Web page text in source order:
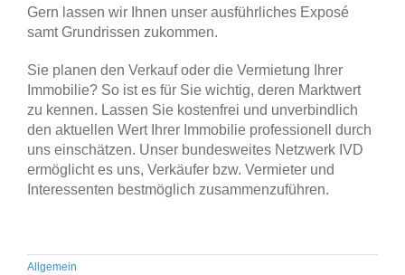
Gern lassen wir Ihnen unser ausführliches Exposé
samt Grundrissen zukommen.
Sie planen den Verkauf oder die Vermietung Ihrer
Immobilie? So ist es für Sie wichtig, deren Marktwert
zu kennen. Lassen Sie kostenfrei und unverbindlich
den aktuellen Wert Ihrer Immobilie professionell durch
uns einschätzen. Unser bundesweites Netzwerk IVD
ermöglicht es uns, Verkäufer bzw. Vermieter und
Interessenten bestmöglich zusammenzuführen.
Allgemein